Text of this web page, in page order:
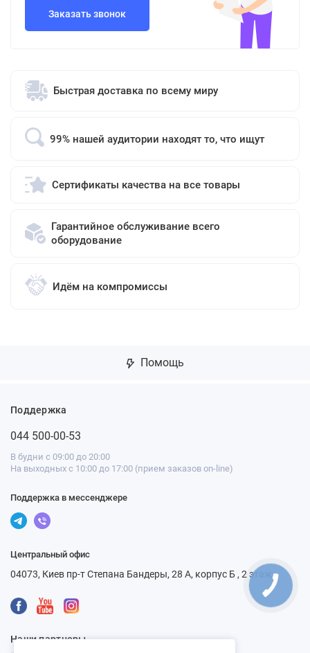
Заказать звонок
Быстрая доставка по всему миру
99% нашей аудитории находят то, что ищут
Сертификаты качества на все товары
Гарантийное обслуживание всего
оборудование
Идём на компромиссы
Помощь
Поддержка
044 500-00-53
В будни с 09:00 до 20:00
На выходных с 10:00 до 17:00 (прием заказов on-line)
Поддержка в мессенджере
Центральный офис
04073, Киев пр-т Степана Бандеры, 28 А, корпус Б , 2 этаж
Наши партнеры
КНОПКА
СВЯЗИ